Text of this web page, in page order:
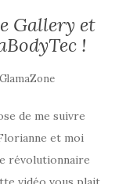
Gallery et
!
de me suivre
et moi
révolutionnaire